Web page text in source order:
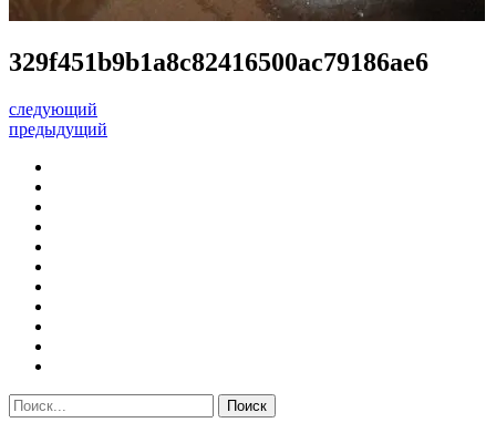
329f451b9b1a8c82416500ac79186ae6
следующий
предыдущий